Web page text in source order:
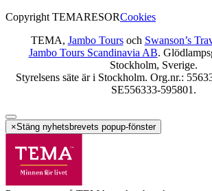
Copyright TEMARESORCookies
TEMA, Jambo Toursoch Swanson’s
Jambo Tours Scandinavia AB.
Stockholm, Sverige.
Styrelsens säte är i Stockholm. Org.nr.:
SE556333-595801.
×Stäng nyhetsbrevets popup-fönster